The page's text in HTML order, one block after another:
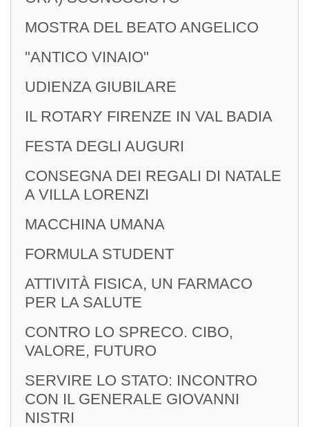
MOSTRA DEL BEATO ANGELICO
"ANTICO VINAIO"
UDIENZA GIUBILARE
IL ROTARY FIRENZE IN VAL BADIA
FESTA DEGLI AUGURI
CONSEGNA DEI REGALI DI NATALE
A VILLA LORENZI
MACCHINA UMANA
FORMULA STUDENT
ATTIVITÀ FISICA, UN FARMACO
PER LA SALUTE
CONTRO LO SPRECO. CIBO,
VALORE, FUTURO
SERVIRE LO STATO: INCONTRO
CON IL GENERALE GIOVANNI
NISTRI